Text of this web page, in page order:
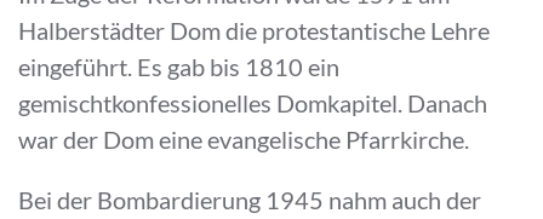
Halberstädter Dom die protestantische Lehre
eingeführt. Es gab bis 1810 ein
gemischtkonfessionelles Domkapitel. Danach
war der Dom eine evangelische Pfarrkirche.
Bei der Bombardierung 1945 nahm auch der